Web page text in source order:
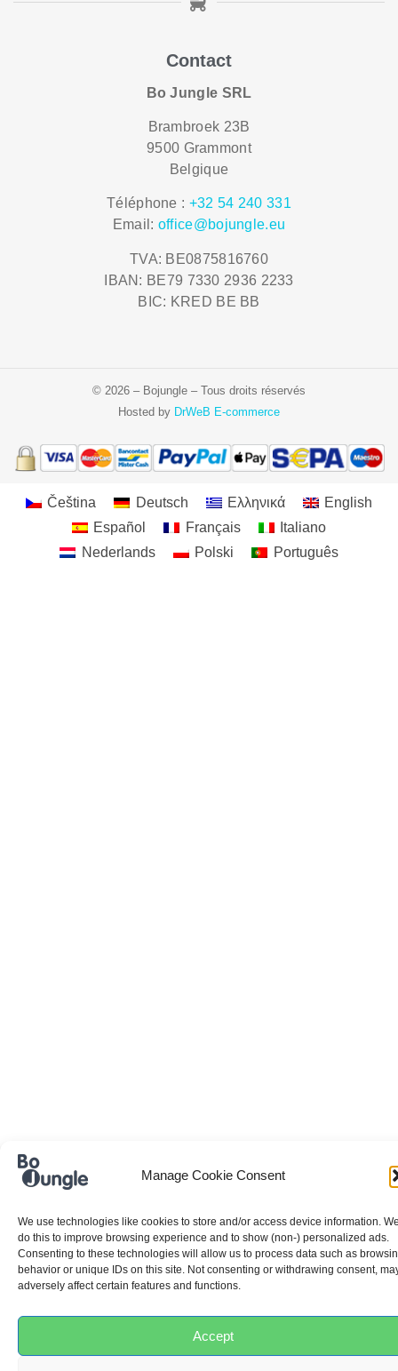
Manage Cookie Consent
We use technologies like cookies to store and/or access device information.
do this to improve browsing experience and to show (non-) personalized ads.
Consenting to these technologies will allow us to process data such as
behavior or unique IDs on this site. Not consenting or withdrawing consent,
adversely affect certain features and functions.
Accept
Contact
Bo Jungle SRL
Brambroek 23B
9500 Grammont
Belgique
Téléphone : +32 54 240 331
Email: office@bojungle.eu
TVA: BE0875816760
IBAN: BE79 7330 2936 2233
BIC: KRED BE BB
© 2026 – Bojungle – Tous droits réservés
Hosted by DrWeB E-commerce
Čeština Deutsch Ελληνικά
English
Español
Français
Italiano
Nederlands
Polski Português